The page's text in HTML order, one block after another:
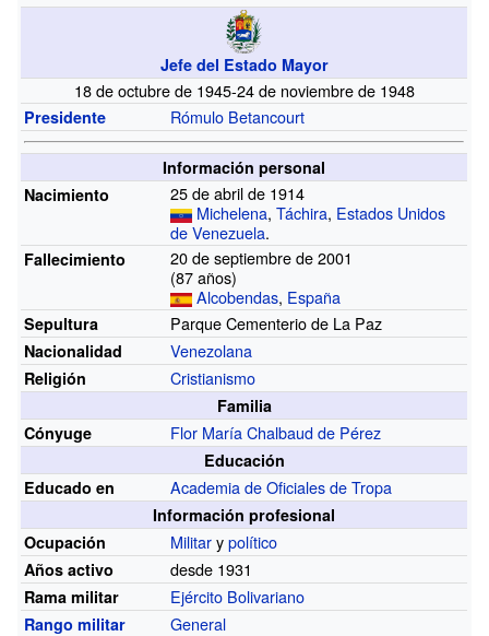
Jefe del Estado Mayor
18 de octubre de 1945-24 de noviembre de 1948
Presidente Rómulo Betancourt
Información personal
Nacimiento
25 de abril de 1914
Michelena,Táchira, Estados Unidos
de Venezuela.
Fallecimiento
20 de septiembre de 2001
(87 años)
Alcobendas, España
Sepultura Parque Cementerio de La Paz
Nacionalidad Venezolana
Religión Cristianismo
Familia
Cónyuge
Flor María Chalbaud de Pérez
Educación
Educado en
Academia de Oficiales de Tropa
Información profesional
Ocupación
Militarypolítico
Años activo desde 1931
Rama militar Ejército Bolivariano
Rango militar General